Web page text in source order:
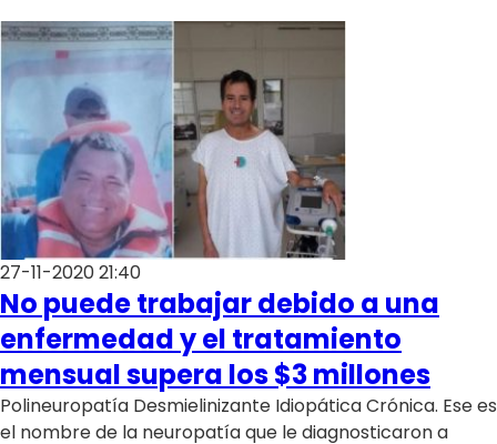
27-11-2020 21:40
No puede trabajar debido a una
enfermedad y el tratamiento
mensual supera los $3 millones
Polineuropatía Desmielinizante Idiopática Crónica. Ese es
el nombre de la neuropatía que le diagnosticaron a